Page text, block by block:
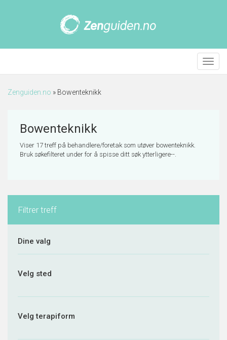
Meny
Zenguiden.no » Bowenteknikk
Bowenteknikk
Viser 17 treff på behandlere/foretak som utøver bowenteknikk.
Bruk søkefilteret under for å spisse ditt søk ytterligere--.
Filtrer treff
Dine valg
Velg sted
Velg terapiform